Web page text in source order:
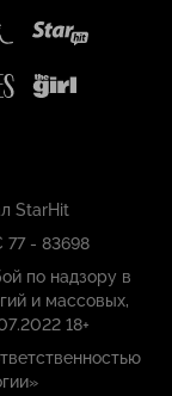
StarHit
- 83698
по надзору в
и массовых,
18+